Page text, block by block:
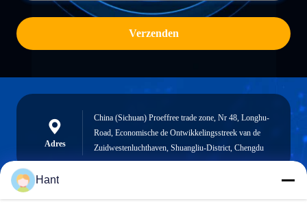
Verzenden
Adres
China (Sichuan) Proeffree trade zone, Nr 48, Longhu-
Road, Economische de Ontwikkelingsstreek van de
Zuidwestenluchthaven, Shuangliu-District, Chengdu
Hant